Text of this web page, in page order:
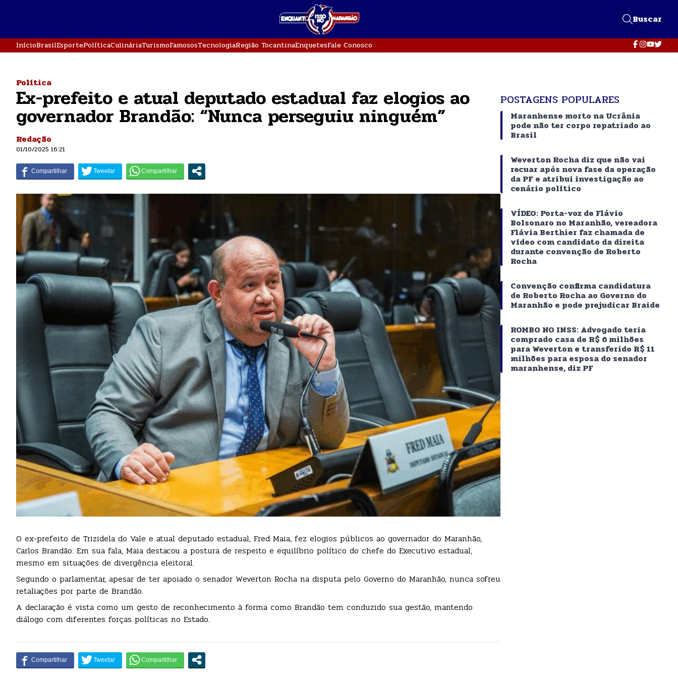
Buscar
InícioBrasilEsportePolíticaCulináriaTurismoFamososTecnologiaRegião TocantinaEnquetesFale Conosco
Política
Ex-prefeito e atual deputado estadual faz elogios ao
governador Brandão: “Nunca perseguiu ninguém”
Redação
01/10/2025 16:21
O ex-prefeito de Trizidela do Vale e atual deputado estadual, Fred Maia, fez elogios públicos ao governador do Maranhão,
Carlos Brandão. Em sua fala, Maia destacou a postura de respeito e equilíbrio político do chefe do Executivo estadual,
mesmo em situações de divergência eleitoral.
Segundo o parlamentar, apesar de ter apoiado o senador Weverton Rocha na disputa pelo Governo do Maranhão, nunca sofreu
retaliações por parte de Brandão.
A declaração é vista como um gesto de reconhecimento à forma como Brandão tem conduzido sua gestão, mantendo
diálogo com diferentes forças políticas no Estado.
POSTAGENS POPULARES
Maranhense morto na Ucrânia
pode não ter corpo repatriado ao
Brasil
Weverton Rocha diz que não vai
recuar após nova fase da operação
da PF e atribui investigação ao
cenário político
VÍDEO: Porta-voz de Flávio
Bolsonaro no Maranhão, vereadora
Flávia Berthier faz chamada de
vídeo com candidato da direita
durante convenção de Roberto
Rocha
Convenção confirma candidatura
de Roberto Rocha ao Governo do
Maranhão e pode prejudicar Braide
ROMBO NO INSS: Advogado teria
comprado casa de R$ 6 milhões
para Weverton e transferido R$ 11
milhões para esposa do senador
maranhense, diz PF